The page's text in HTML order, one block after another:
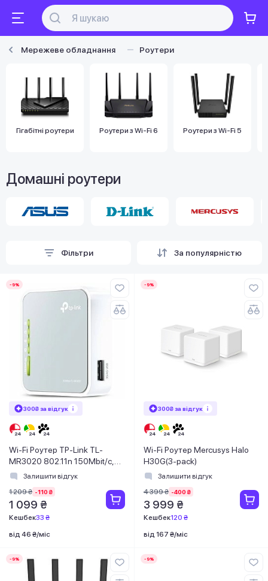
Мережеве обладнання Роутери
Гігабітні роутери Роутери з Wi-Fi 6 Роутери з Wi-Fi 5
Домашні роутери
Фільтри За популярністю
-9%
300₴ за відгук
Wi-Fi Роутер TP-Link TL-
MR3020 802.11n 150Mbit/c,
1xFE LAN/WAN, 1xUSB2.0 для
Залишити відгук
1 209 ₴ -110 ₴
1 099 ₴
Кешбек33 ₴
від 46 ₴/міс
-9%
300₴ за відгук
Wi-Fi Роутер Mercusys Halo
H30G(3-pack)
Залишити відгук
4 399 ₴ -400 ₴
3 999 ₴
Кешбек120 ₴
від 167 ₴/міс
-9% -9%